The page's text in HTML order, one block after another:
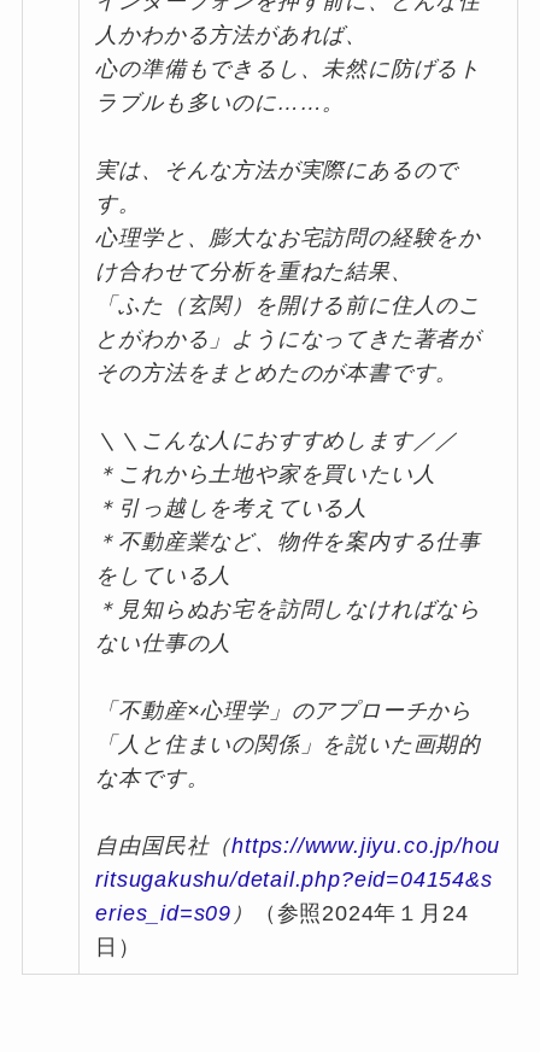
人かわかる方法があれば、
心の準備もできるし、未然に防げるト
ラブルも多いのに……。
実は、そんな方法が実際にあるので
す。
心理学と、膨大なお宅訪問の経験をか
け合わせて分析を重ねた結果、
「ふた（玄関）を開ける前に住人のこ
とがわかる」ようになってきた著者が
その方法をまとめたのが本書です。
＼＼こんな人におすすめします／／
＊これから土地や家を買いたい人
＊引っ越しを考えている人
＊不動産業など、物件を案内する仕事
をしている人
＊見知らぬお宅を訪問しなければなら
ない仕事の人
「不動産×心理学」のアプローチから
「人と住まいの関係」を説いた画期的
な本です。
自由国民社（https://www.jiyu.co.jp/hou
ritsugakushu/detail.php?eid=04154&s
eries_id=s09 ）
（参照2024年１月24
日）